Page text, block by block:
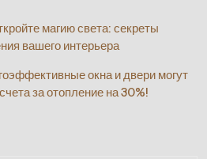
магию света: секреты
вашего интерьера
окна и двери могут
за отопление на 30%!